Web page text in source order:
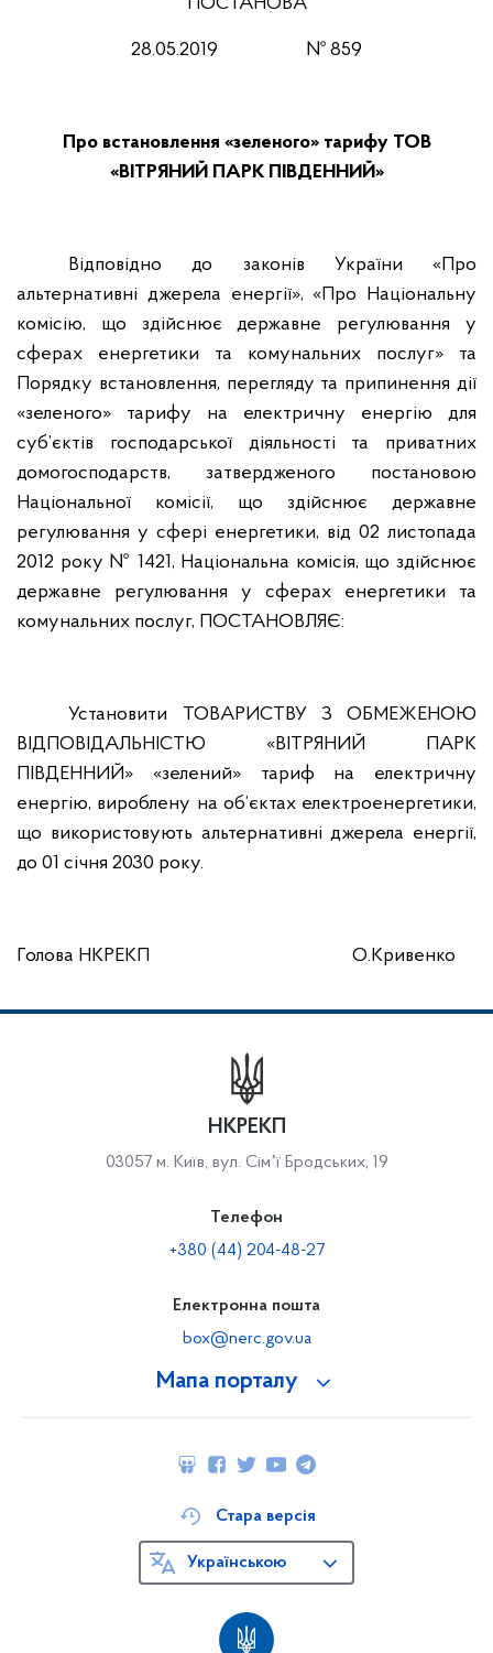
28.05.2019 № 859
Про встановлення «зеленого» тарифу ТОВ
«ВІТРЯНИЙ ПАРК ПІВДЕННИЙ»
Відповідно до законів України «Про
альтернативні джерела енергії», «Про Національну
комісію, що здійснює державне регулювання у
сферах енергетики та комунальних послуг» та
Порядку встановлення, перегляду та припинення дії
«зеленого» тарифу на електричну енергію для
суб’єктів господарської діяльності та приватних
домогосподарств, затвердженого постановою
Національної комісії, що здійснює державне
регулювання у сфері енергетики, від 02 листопада
2012 року № 1421, Національна комісія, що здійснює
державне регулювання у сферах енергетики та
комунальних послуг, ПОСТАНОВЛЯЄ:
Установити ТОВАРИСТВУ З ОБМЕЖЕНОЮ
ВІДПОВІДАЛЬНІСТЮ «ВІТРЯНИЙ ПАРК
ПІВДЕННИЙ» «зелений» тариф на електричну
енергію, вироблену на об’єктах електроенергетики,
що використовують альтернативні джерела енергії,
до 01 січня 2030 року.
Голова НКРЕКП О.Кривенко
Мапа порталу
НКРЕКП
03057 м. Київ, вул. Сімʼї Бродських, 19
Телефон
+380 (44) 204-48-27
Електронна пошта
box@nerc.gov.ua
Стара версія
Українською